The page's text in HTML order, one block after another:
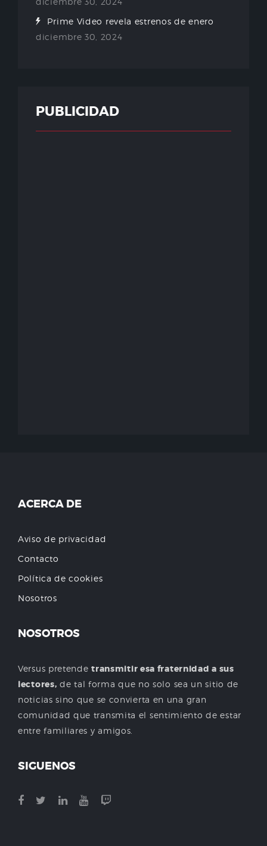
Prime Video revela estrenos de enero
diciembre 30, 2024
PUBLICIDAD
ACERCA DE
Aviso de privacidad
Contacto
Política de cookies
Nosotros
NOSOTROS
Versus pretendetransmitir esa fraternidad a sus
lectores, de tal forma que no solo sea un sitio de
noticias sino que se convierta en una gran
comunidad que transmita el sentimiento de estar
entre familiares y amigos.
SIGUENOS